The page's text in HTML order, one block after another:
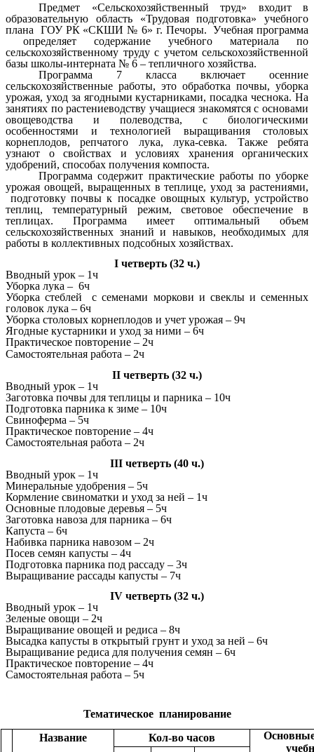
Предмет «Сельскохозяйственный труд» входит в
образовательную область «Трудовая подготовка» учебного
плана ГОУ РК «СКШИ № 6» г. Печоры. Учебная программа
определяет содержание учебного материала по
сельскохозяйственному труду с учетом сельскохозяйственной
базы школы-интерната № 6 – тепличного хозяйства.
Программа 7 класса включает осенние
сельскохозяйственные работы, это обработка почвы, уборка
урожая, уход за ягодными кустарниками, посадка чеснока. На
занятиях по растениеводству учащиеся знакомятся с основами
овощеводства и полеводства, с биологическими
особенностями и технологией выращивания столовых
корнеплодов, репчатого лука, лука-севка. Также ребята
узнают о свойствах и условиях хранения органических
удобрений, способах получения компоста.
Программа содержит практические работы по уборке
урожая овощей, выращенных в теплице, уход за растениями,
подготовку почвы к посадке овощных культур, устройство
теплиц, температурный режим, световое обеспечение в
теплицах. Программа имеет оптимальный объем
сельскохозяйственных знаний и навыков, необходимых для
работы в коллективных подсобных хозяйствах.
I четверть (32 ч.)
Вводный урок – 1ч
Уборка лука – 6ч
Уборка стеблей с семенами моркови и свеклы и семенных
головок лука – 6ч
Уборка столовых корнеплодов и учет урожая – 9ч
Ягодные кустарники и уход за ними – 6ч
Практическое повторение – 2ч
Самостоятельная работа – 2ч
II четверть (32 ч.)
Вводный урок – 1ч
Заготовка почвы для теплицы и парника – 10ч
Подготовка парника к зиме – 10ч
Свиноферма – 5ч
Практическое повторение – 4ч
Самостоятельная работа – 2ч
III четверть (40 ч.)
Вводный урок – 1ч
Минеральные удобрения – 5ч
Кормление свиноматки и уход за ней – 1ч
Основные плодовые деревья – 5ч
Заготовка навоза для парника – 6ч
Капуста – 6ч
Набивка парника навозом – 2ч
Посев семян капусты – 4ч
Подготовка парника под рассаду – 3ч
Выращивание рассады капусты – 7ч
IV четверть (32 ч.)
Вводный урок – 1ч
Зеленые овощи – 2ч
Выращивание овощей и редиса – 8ч
Высадка капусты в открытый грунт и уход за ней – 6ч
Выращивание редиса для получения семян – 6ч
Практическое повторение – 4ч
Самостоятельная работа – 5ч
Тематическое планирование
Название
Кол-во часов